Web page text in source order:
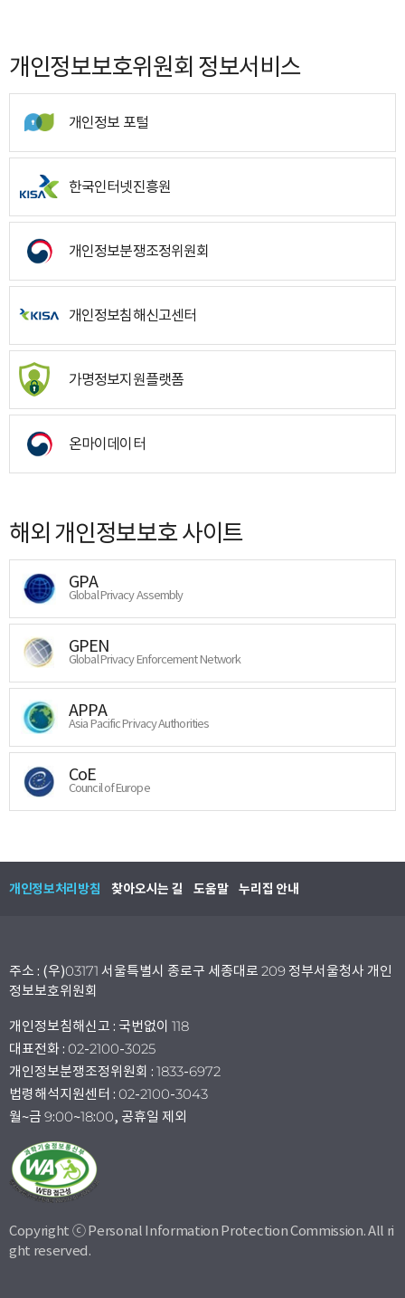
개인정보보호위원회 정보서비스
개인정보 포털
한국인터넷진흥원
개인정보분쟁조정위원회
개인정보침해신고센터
가명정보지원플랫폼
온마이데이터
해외 개인정보보호 사이트
GPA
Global Privacy Assembly
GPEN
Global Privacy Enforcement Network
APPA
Asia Pacific Privacy Authorities
CoE
Council of Europe
개인정보처리방침 찾아오시는 길 도움말 누리집 안내
주소 : (우)03171 서울특별시 종로구 세종대로 209 정부서울청사 개인
정보보호위원회
개인정보침해신고 : 국번없이 118
대표전화 : 02-2100-3025
개인정보분쟁조정위원회 : 1833-6972
법령해석지원센터 : 02-2100-3043
월~금 9:00~18:00, 공휴일 제외
Copyright ⓒ Personal Information Protection Commission. All ri
ght reserved.